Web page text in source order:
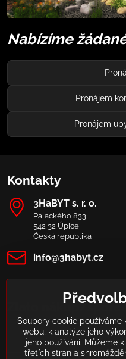
Nabízíme
Pronájem
Pronájem
Kontakty
3HaBYT s​. r​. o​.
Palackého 833
542 32 Úpice
Česká republika
info​@3habyt​.cz
Zlato nákup/
Soubory cookie používáme
webu, k analýze jeho
jeho používání. Můžeme
třetích stran a